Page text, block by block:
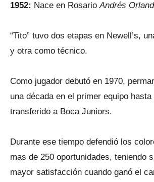
1952: Nace en RosarioAndrés
“Tito” tuvo dos etapas en Newell’s,
y otra como técnico.
Como jugador debutó en 1970,
una década en el primer equipo hasta
transferido a Boca Juniors.
Durante ese tiempo defendió los
mas de 250 oportunidades, teniendo
mayor satisfacción cuando ganó el